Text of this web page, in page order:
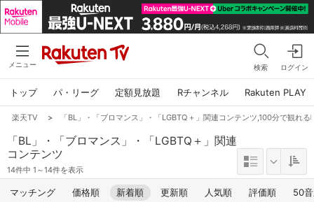
メニュー 検索 ログイン
トップ パ・リーグ 定額見放題 Rチャンネル Rakuten PLAY
楽天TV > 「BL」・「ブロマンス」・「LGBTQ＋」関連コンテンツ,100分で観れる
「BL」・「ブロマンス」・「LGBTQ＋」関連
コンテンツ
14件中 1～14件を表示
マッチング 価格順 新着順 更新順 人気順 評価順 50